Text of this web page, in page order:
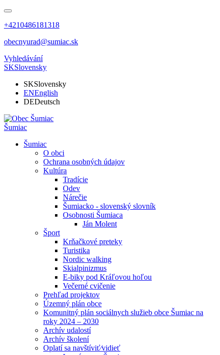
+4210486181318
obecnyurad@sumiac.sk
Vyhledávání
SKSlovensky
SKSlovensky
ENEnglish
DEDeutsch
Šumiac
Šumiac
O obci
Ochrana osobných údajov
Kultúra
Tradície
Odev
Nárečie
Šumiacko - slovenský slovník
Osobnosti Šumiaca
Ján Molent
Šport
Krňačkové preteky
Turistika
Nordic walking
Skialpinizmus
E-biky pod Kráľovou hoľou
Večerné cvičenie
Prehľad projektov
Územný plán obce
Komunitný plán sociálnych služieb obce Šumiac na
roky 2024 – 2030
Archív udalostí
Archív školení
Oplatí sa navštíviť⁄vidieť